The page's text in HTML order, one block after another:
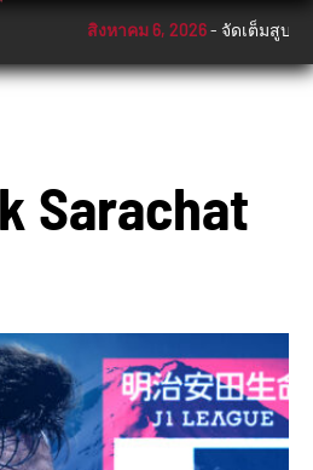
สิงหาคม 6, 2026-จัดเต็มสูบ! ทั
Sarachat